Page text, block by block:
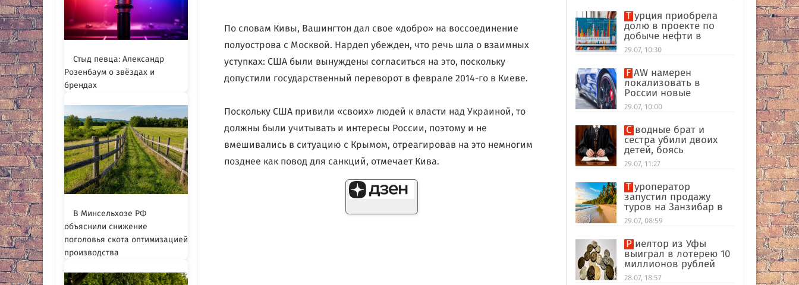
Стыд певца: Александр
Розенбаум о звёздах и
брендах
В Минсельхозе РФ
объяснили снижение
поголовья скота оптимизацией
производства
По словам Кивы, Вашингтон дал свое «добро» на воссоединение
полуострова с Москвой. Нардеп убежден, что речь шла о взаимных
уступках: США были вынуждены согласиться на это, поскольку
допустили государственный переворот в феврале 2014-го в Киеве.
Поскольку США привили «своих» людей к власти над Украиной, то
должны были учитывать и интересы России, поэтому и не
вмешивались в ситуацию с Крымом, отреагировав на это немногим
позднее как повод для санкций, отмечает Кива.
Турция приобрела
долю в проекте по
добыче нефти в
иракском Киркуке
29.07, 10:30
FAW намерен
локализовать в
России новые
кроссоверы
29.07, 10:00
Сводные брат и
сестра убили двоих
детей, боясь
разоблачения инцеста
29.07, 11:27
Туроператор
запустил продажу
туров на Занзибар в
качестве
альтернативы Турции
29.07, 08:59
Риелтор из Уфы
выиграл в лотерею 10
миллионов рублей
28.07, 18:57